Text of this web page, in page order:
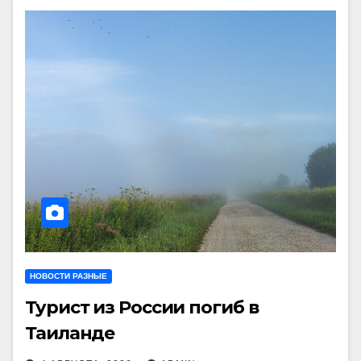
НОВОСТИ РАЗНЫЕ
Турист из России погиб в
Таиланде